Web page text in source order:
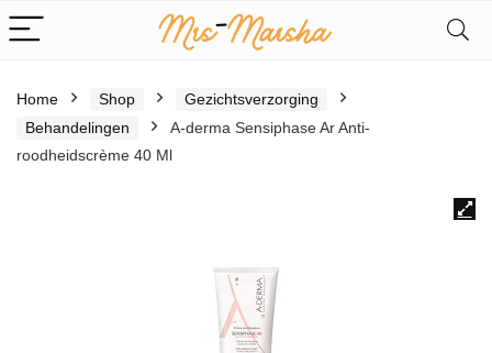
Home Shop
Gezichtsverzorging
Behandelingen
A-derma Sensiphase Ar Anti-
roodheidscrème 40 Ml